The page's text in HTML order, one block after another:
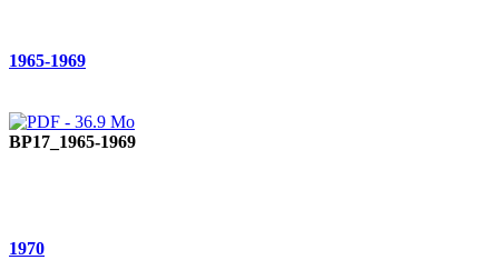
1965-1969
BP17_1965-1969
1970